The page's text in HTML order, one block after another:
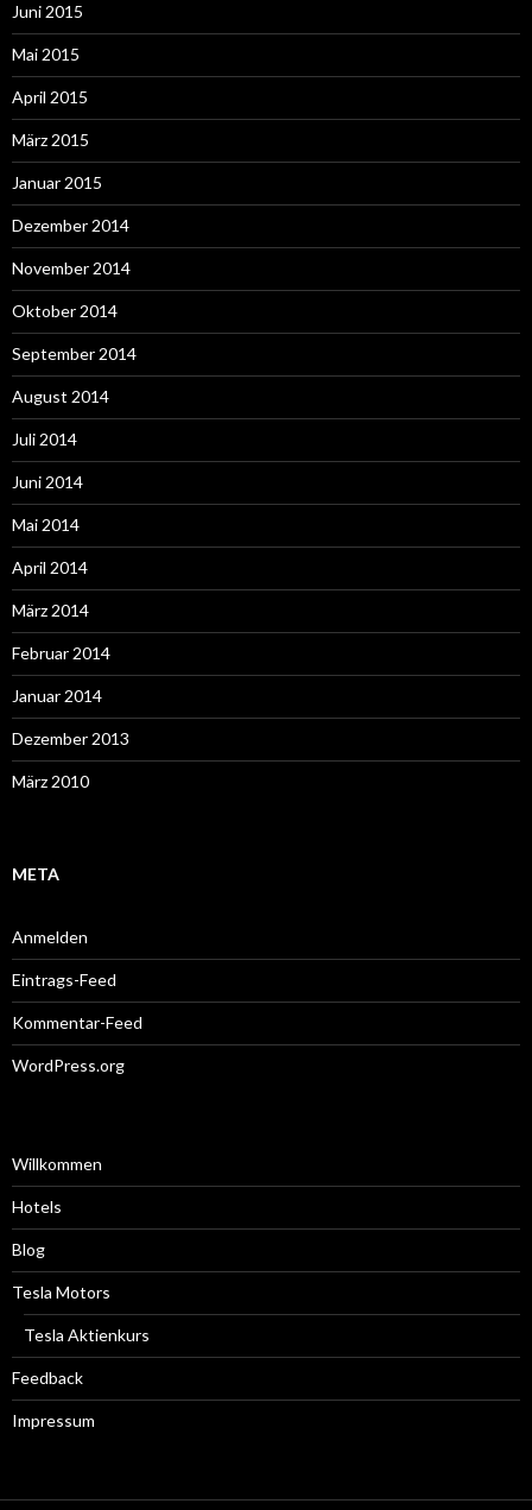
Juni 2015
Mai 2015
April 2015
März 2015
Januar 2015
Dezember 2014
November 2014
Oktober 2014
September 2014
August 2014
Juli 2014
Juni 2014
Mai 2014
April 2014
März 2014
Februar 2014
Januar 2014
Dezember 2013
März 2010
META
Anmelden
Eintrags-Feed
Kommentar-Feed
WordPress.org
Willkommen
Hotels
Blog
Tesla Motors
Tesla Aktienkurs
Feedback
Impressum